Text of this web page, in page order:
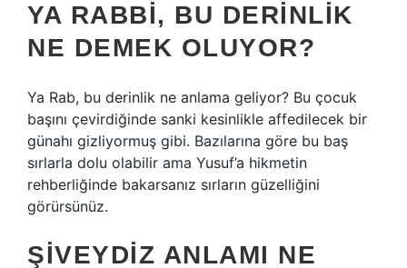
YA RABBI, BU DERINLIK
NE DEMEK OLUYOR?
Ya Rab, bu derinlik ne anlama geliyor? Bu çocuk
başını çevirdiğinde sanki kesinlikle affedilecek bir
günahı gizliyormuş gibi. Bazılarına göre bu baş
sırlarla dolu olabilir ama Yusuf’a hikmetin
rehberliğinde bakarsanız sırların güzelliğini
görürsünüz.
ŞIVEYDIZ ANLAMI NE